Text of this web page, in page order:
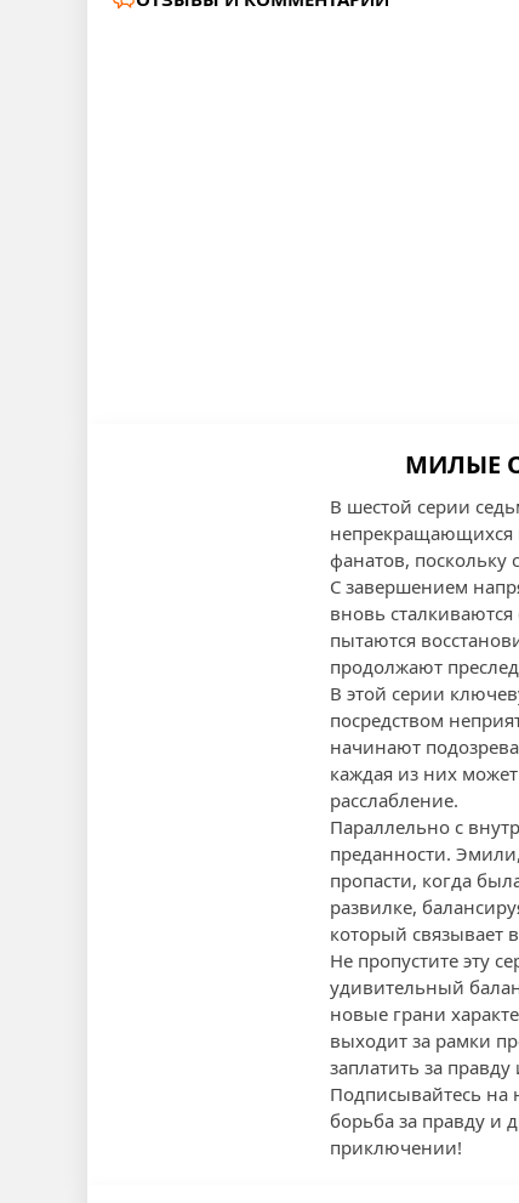
МИЛЫЕ
В шестой серии
непрекращающихся
фанатов,
С завершением
вновь
пытаются
продолжают
В этой серии
посредством
начинают
каждая из них
расслабление.
Параллельно с
преданности.
пропасти, когда
развилке,
который связывает
Не пропустите эту
удивительный
новые грани
выходит за рамки
заплатить за
Подписывайтесь на
борьба за правду и
приключении!